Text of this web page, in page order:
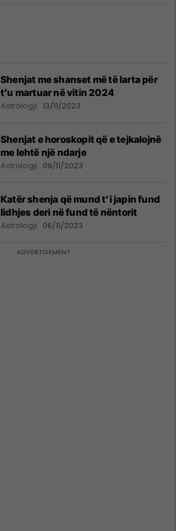
Shenjat me shanset më të larta për
t’u martuar në vitin 2024
Astrologji 13/11/2023
Shenjat e horoskopit që e tejkalojnë
me lehtë një ndarje
Astrologji 09/11/2023
Katër shenja që mund t’i japin fund
lidhjes deri në fund të nëntorit
Astrologji 06/11/2023